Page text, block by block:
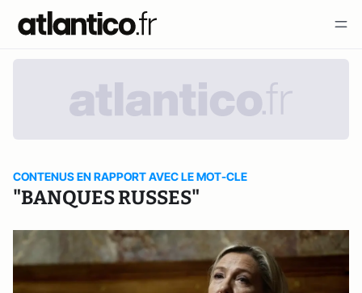
CONTENUS EN RAPPORT AVEC LE MOT-CLE
"BANQUES RUSSES"